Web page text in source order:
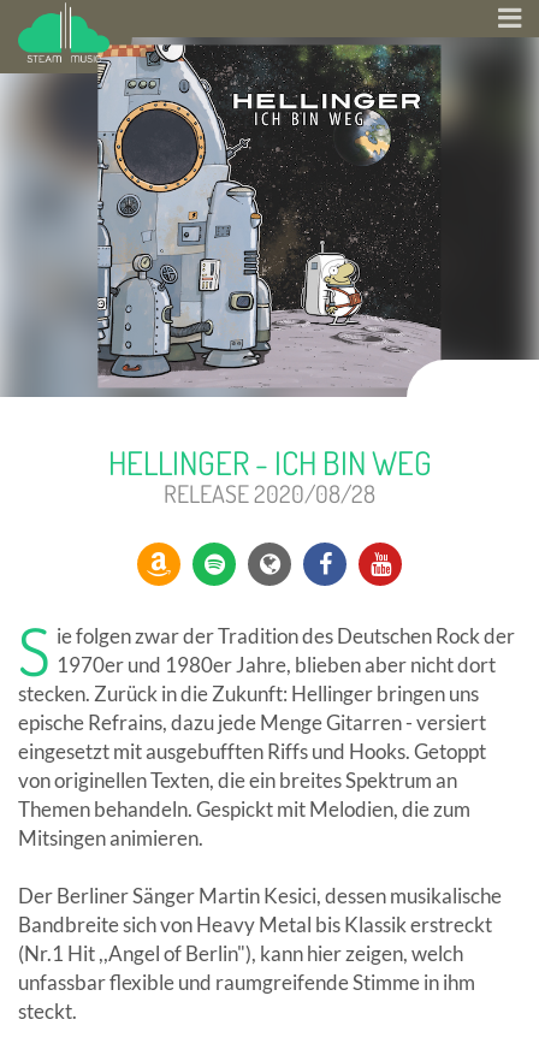
HELLINGER - ICH BIN WEG
RELEASE 2020/08/28
S ie folgen zwar der Tradition des Deutschen Rock der
1970er und 1980er Jahre, blieben aber nicht dort
stecken. Zurück in die Zukunft: Hellinger bringen uns
epische Refrains, dazu jede Menge Gitarren - versiert
eingesetzt mit ausgebufften Riffs und Hooks. Getoppt
von originellen Texten, die ein breites Spektrum an
Themen behandeln. Gespickt mit Melodien, die zum
Mitsingen animieren.
Der Berliner Sänger Martin Kesici, dessen musikalische
Bandbreite sich von Heavy Metal bis Klassik erstreckt
(Nr.1 Hit ,,Angel of Berlin"), kann hier zeigen, welch
unfassbar flexible und raumgreifende Stimme in ihm
steckt.